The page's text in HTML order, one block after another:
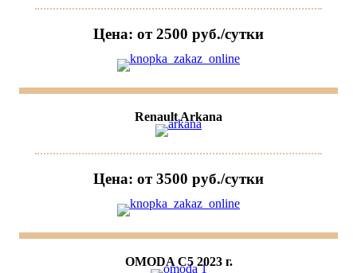
Цена: от 2500 руб./сутки
Renault Arkana
Цена: от 3500 руб./сутки
OMODA C5 2023 г.